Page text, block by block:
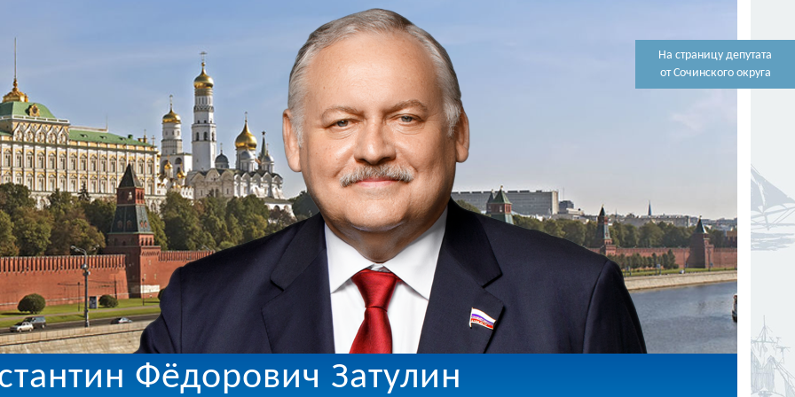
На страницу депутата
от Сочинского округа
Фёдорович Затулин